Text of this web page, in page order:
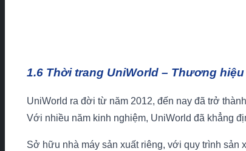
1.6 Thời trang UniWorld – Thương
UniWorld ra đời từ năm 2012, đến nay đã trở
Với nhiều năm kinh nghiệm, UniWorld đã khẳng
Sở hữu nhà máy sản xuất riêng, với quy trình sản